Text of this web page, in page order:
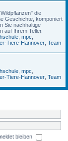
die
Geschichte, komponiert
Sie nachhaltige
auf Ihrem Teller.
mpc
Tiere-Hannover Team
mpc
Tiere-Hannover Team
bleiben